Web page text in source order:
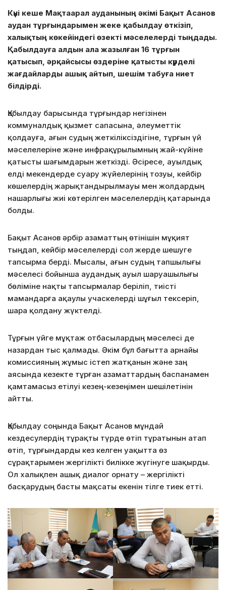
Күні кеше Мақтаарал ауданының әкімі Бақыт Асанов
аудан тұрғындарымен жеке қабылдау өткізіп,
халықтың көкейіндегі өзекті мәселелерді тыңдады.
Қабылдауға алдын ала жазылған 16 тұрғын
қатысып, әрқайсысы өздеріне қатысты күрделі
жағдайларды ашық айтып, шешім табуға ниет
білдірді.
Қабылдау барысында тұрғындар негізінен
коммуналдық қызмет сапасына, әлеуметтік
қолдауға, ағын судың жеткіліксіздігіне, тұрғын үй
мәселелеріне және инфрақұрылымның жай-күйіне
қатысты шағымдарын жеткізді. Әсіресе, ауылдық
елді мекендерде суару жүйелерінің тозуы, кейбір
көшелердің жарықтандырылмауы мен жолдардың
нашарлығы жиі көтерілген мәселелердің қатарында
болды.
Бақыт Асанов әрбір азаматтың өтінішін мұқият
тыңдап, кейбір мәселелерді сол жерде шешуге
тапсырма берді. Мысалы, ағын судың тапшылығы
мәселесі бойынша аудандық ауыл шаруашылығы
бөліміне нақты тапсырмалар беріліп, тиісті
мамандарға ақаулы учаскелерді шұғыл тексеріп,
шара қолдану жүктелді.
Тұрғын үйге мұқтаж отбасылардың мәселесі де
назардан тыс қалмады. Әкім бұл бағытта арнайы
комиссияның жұмыс істеп жатқанын және заң
аясында кезекте тұрған азаматтардың баспанамен
қамтамасыз етілуі кезең-кезеңімен шешілетінін
айтты.
Қабылдау соңында Бақыт Асанов мұндай
кездесулердің тұрақты түрде өтіп тұратынын атап
өтіп, тұрғындарды кез келген уақытта өз
сұрақтарымен жергілікті билікке жүгінуге шақырды.
Ол халықпен ашық диалог орнату – жергілікті
басқарудың басты мақсаты екенін тілге тиек етті.